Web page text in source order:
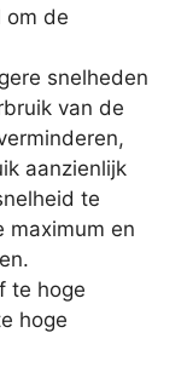
om de
snelheden
van de
aanzienlijk
te
maximum en
te hoge
hoge